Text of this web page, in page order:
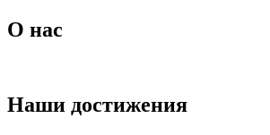
О нас
Наши достижения